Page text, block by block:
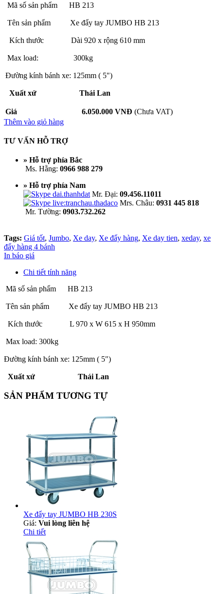
Mã số sản phẩm HB 213
Tên sản phẩm Xe đẩy tay JUMBO HB 213
Kích thước Dài 920 x rộng 610 mm
Max load: 300kg
Đường kính bánh xe: 125mm ( 5")
Xuất xứ Thái Lan
Giá 6.050.000 VNĐ (Chưa VAT)
Thêm vào giỏ hàng
TƯ VẤN HỖ TRỢ
» Hỗ trợ phía Bắc
Ms. Hằng: 0966 988 279
» Hỗ trợ phía Nam
Mr. Đại: 09.456.11011
Mrs. Châu: 0931 445 818
Mr. Tường: 0903.732.262
Tags: Giá tốt, Jumbo, Xe day, Xe đẩy hàng, Xe day tien, xeday, xe
đẩy hàng 4 bánh
In báo giá
Chi tiết tính năng
Mã số sản phẩm HB 213
Tên sản phẩm Xe đẩy tay JUMBO HB 213
Kích thước L 970 x W 615 x H 950mm
Max load: 300kg
Đường kính bánh xe: 125mm ( 5")
Xuất xứ Thái Lan
SẢN PHẨM TƯƠNG TỰ
Xe đẩy tay JUMBO HB 230S
Giá: Vui lòng liên hệ
Chi tiết